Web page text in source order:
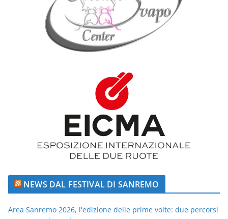
NEWS DAL FESTIVAL DI SANREMO
Area Sanremo 2026, l'edizione delle prime volte: due percorsi